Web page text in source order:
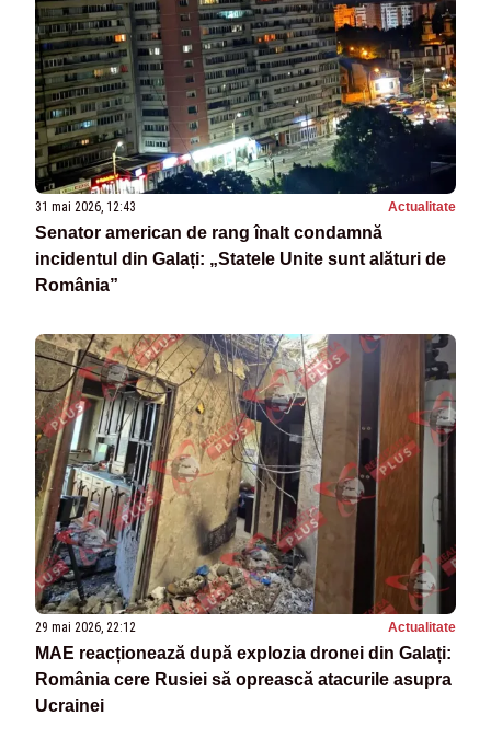
31 mai 2026, 12:43 Actualitate
Senator american de rang înalt condamnă
incidentul din Galați: „Statele Unite sunt alături de
România”
29 mai 2026, 22:12 Actualitate
MAE reacționează după explozia dronei din Galați:
România cere Rusiei să oprească atacurile asupra
Ucrainei